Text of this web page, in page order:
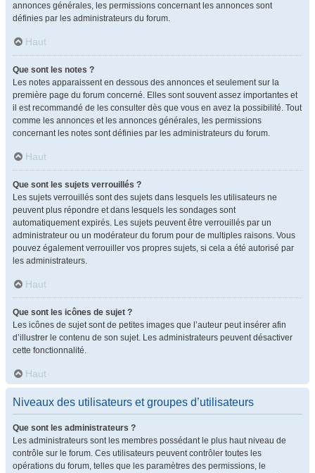
annonces générales, les permissions concernant les annonces sont
définies par les administrateurs du forum.
Haut
Que sont les notes ?
Les notes apparaissent en dessous des annonces et seulement sur la
première page du forum concerné. Elles sont souvent assez importantes et
il est recommandé de les consulter dès que vous en avez la possibilité. Tout
comme les annonces et les annonces générales, les permissions
concernant les notes sont définies par les administrateurs du forum.
Haut
Que sont les sujets verrouillés ?
Les sujets verrouillés sont des sujets dans lesquels les utilisateurs ne
peuvent plus répondre et dans lesquels les sondages sont
automatiquement expirés. Les sujets peuvent être verrouillés par un
administrateur ou un modérateur du forum pour de multiples raisons. Vous
pouvez également verrouiller vos propres sujets, si cela a été autorisé par
les administrateurs.
Haut
Que sont les icônes de sujet ?
Les icônes de sujet sont de petites images que l’auteur peut insérer afin
d’illustrer le contenu de son sujet. Les administrateurs peuvent désactiver
cette fonctionnalité.
Haut
Niveaux des utilisateurs et groupes d’utilisateurs
Que sont les administrateurs ?
Les administrateurs sont les membres possédant le plus haut niveau de
contrôle sur le forum. Ces utilisateurs peuvent contrôler toutes les
opérations du forum, telles que les paramètres des permissions, le